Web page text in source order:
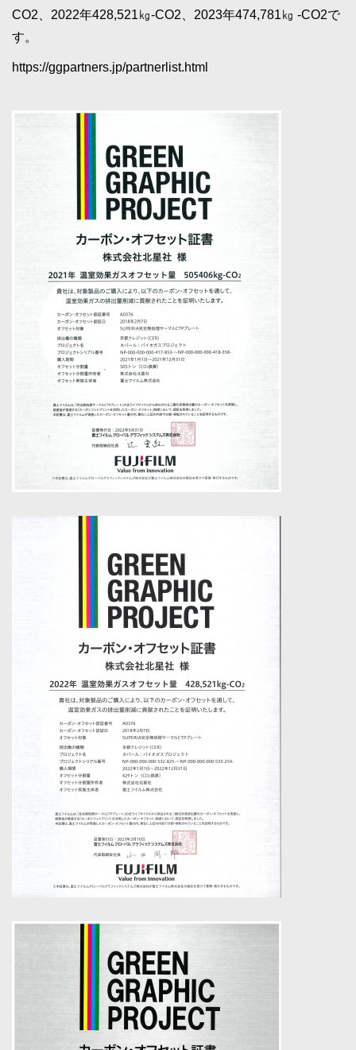
CO2、2022年428,521㎏-CO2、2023年474,781㎏ -CO2で
す。
https://ggpartners.jp/partnerlist.html